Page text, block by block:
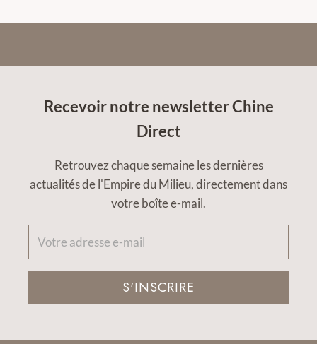
Recevoir notre newsletter Chine
Direct
Retrouvez chaque semaine les dernières
actualités de l'Empire du Milieu, directement dans
votre boîte e-mail.
S'INSCRIRE